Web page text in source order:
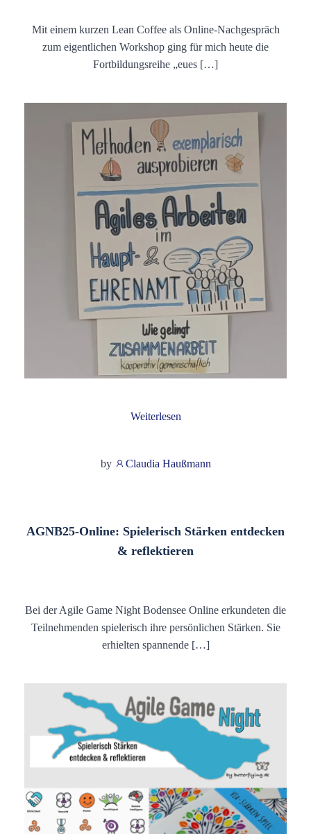
Mit einem kurzen Lean Coffee als Online-Nachgespräch
zum eigentlichen Workshop ging für mich heute die
Fortbildungsreihe „eues […]
Weiterlesen
by Claudia Haußmann
AGNB25-Online: Spielerisch Stärken entdecken
& reflektieren
Bei der Agile Game Night Bodensee Online erkundeten die
Teilnehmenden spielerisch ihre persönlichen Stärken. Sie
erhielten spannende […]